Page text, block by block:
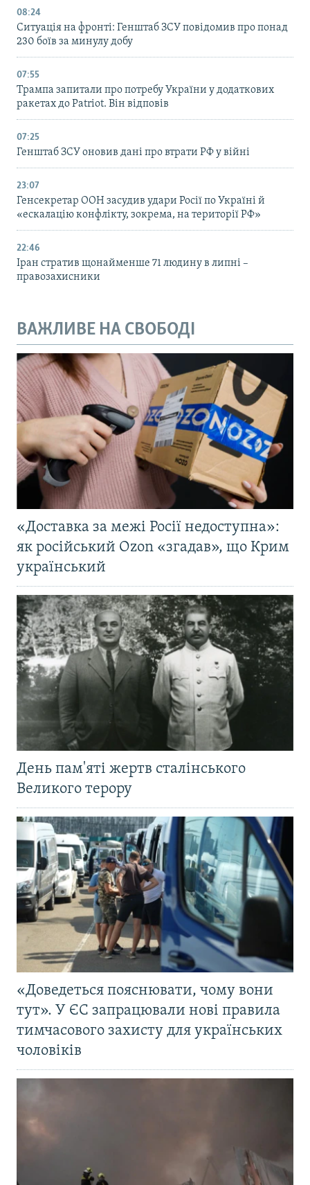
08:24
Ситуація на фронті: Генштаб ЗСУ повідомив про понад
230 боїв за минулу добу
07:55
Трампа запитали про потребу України у додаткових
ракетах до Patriot. Він відповів
07:25
Генштаб ЗСУ оновив дані про втрати РФ у війні
23:07
Генсекретар ООН засудив удари Росії по Україні й
«ескалацію конфлікту, зокрема, на території РФ»
22:46
Іран стратив щонайменше 71 людину в липні –
правозахисники
ВАЖЛИВЕ НА СВОБОДІ
«Доставка за межі Росії недоступна»:
як російський Ozon «згадав», що Крим
український
День пам'яті жертв сталінського
Великого терору
«Доведеться пояснювати, чому вони
тут». У ЄС запрацювали нові правила
тимчасового захисту для українських
чоловіків